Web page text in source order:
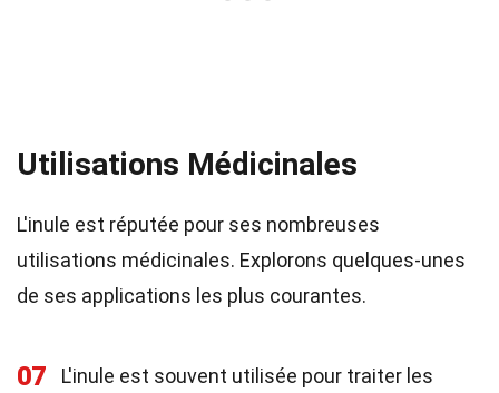
Utilisations Médicinales
L'inule est réputée pour ses nombreuses
utilisations médicinales. Explorons quelques-unes
de ses applications les plus courantes.
07
L'inule est souvent utilisée pour traiter les